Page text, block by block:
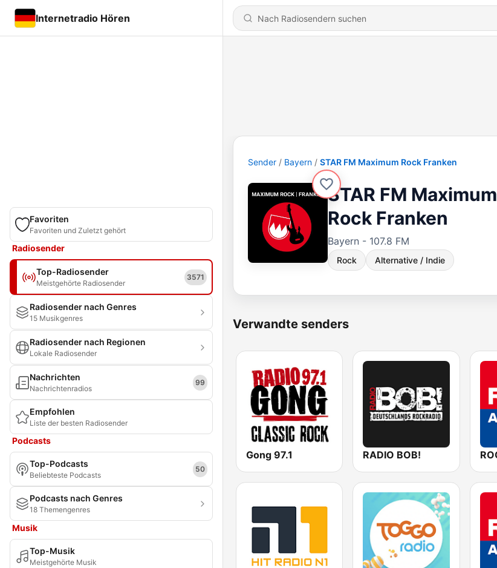
Internetradio Hören
Favoriten
Favoriten und Zuletzt gehört
Radiosender
Top-Radiosender
Meistgehörte Radiosender
3571
Radiosender nach Genres
15 Musikgenres
Radiosender nach Regionen
Lokale Radiosender
Nachrichten
Nachrichtenradios
99
Empfohlen
Liste der besten Radiosender
Podcasts
Top-Podcasts
Beliebteste Podcasts
50
Podcasts nach Genres
18 Themengenres
Musik
Top-Musik
Meistgehörte Musik
Sender Bayern STAR FM Maximum Rock Franken
STAR FM Maximum
Rock Franken
Bayern - 107.8 FM
Rock Alternative / Indie
Verwandte senders
Gong 97.1 RADIO BOB!